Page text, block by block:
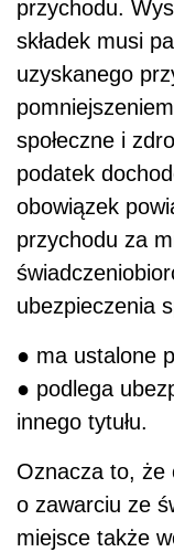
przychodu.
składek musi
uzyskanego
społeczne i
podatek
obowiązek
przychodu za
ubezpieczenia
● ma ustalone
● podlega
innego tytułu.
Oznacza to, że
o zawarciu ze
miejsce także